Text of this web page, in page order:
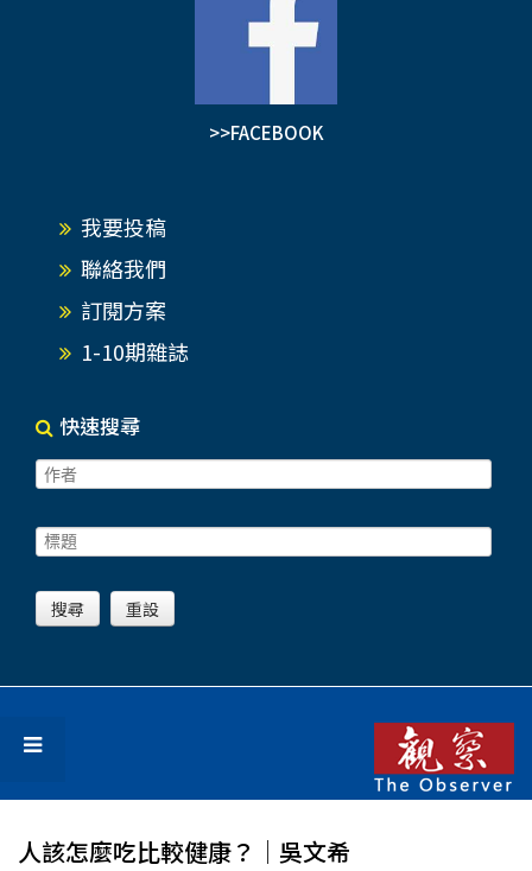
>>FACEBOOK
我要投稿
聯絡我們
訂閱方案
1-10期雜誌
快速搜尋
人該怎麼吃比較健康？│吳文希